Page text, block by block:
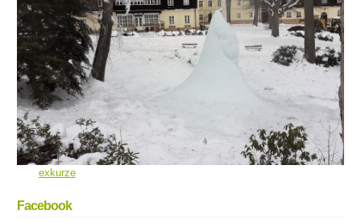
exkurze
Facebook